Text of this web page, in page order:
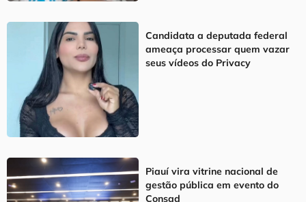
Candidata a deputada federal
ameaça processar quem vazar
seus vídeos do Privacy
Piauí vira vitrine nacional de
gestão pública em evento do
Consad